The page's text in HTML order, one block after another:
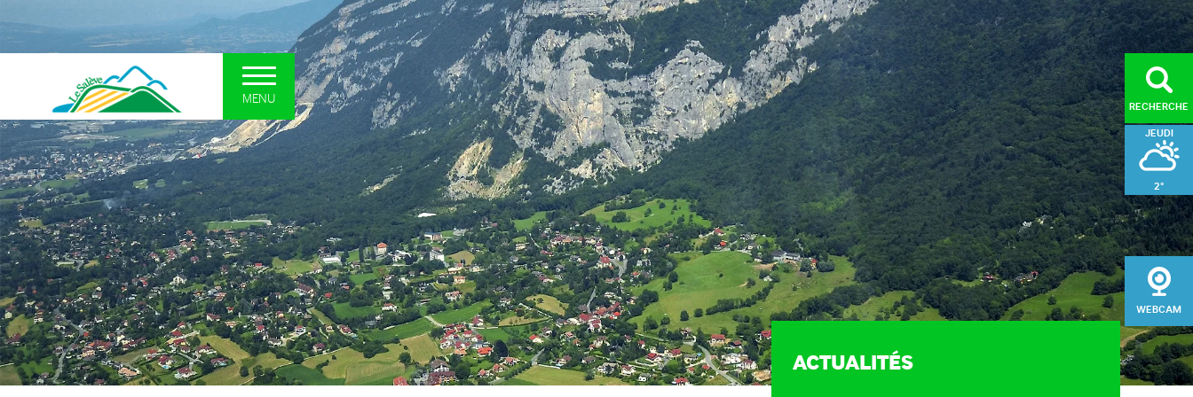
UN SYNDICAT POUR LE
SALÈVE
Présentation et missions
Situation
Interlocuteurs
Actualités
Comités Syndicaux
DÉCOUVRIR
Le plateau sommital
La forêt
Les zones humides
Les falaises
Curiosités géologiques
PRÉSERVER
Natura 2000
Directive paysagère du Salève
Espaces naturels sensibles
Vergers haute-tige
Association Foncière Pastorale
VALORISER
Accueil du public (MDS)
Balisage et entretien des
itinéraires de randonnée
Aménagement du massif
Valorisation du patrimoine
Charte de développement
RECHERCHE
JEUDI
2°
VENDREDI
4°
SAMEDI
3°
WEBCAM
MENU
ACTUALITÉS